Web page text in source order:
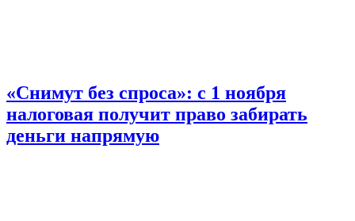
«Снимут без спроса»: с 1 ноября
налоговая получит право забирать
деньги напрямую